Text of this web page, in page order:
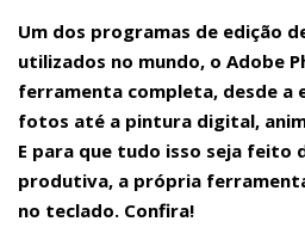
Um dos programas de edição
utilizados no mundo, o Adobe
ferramenta completa, desde a
fotos até a pintura digital,
E para que tudo isso seja feito
produtiva, a própria
no teclado. Confira!